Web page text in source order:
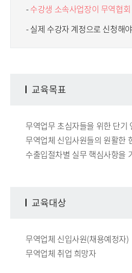
-수강생 소속사업장이 무역협
- 실제 수강자 계정으로 신청해야
교육목표
무역업무 초심자들을 위한 단기
무역업체 신입사원들의 원활한
수출입절차별 실무 핵심사항을
교육대상
무역업체 신입사원(채용예정자)
무역업체 취업 희망자